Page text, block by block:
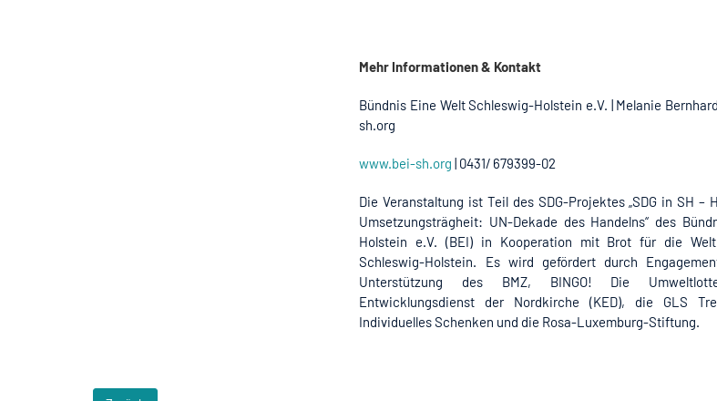
Mehr Informationen & Kontakt
Bündnis Eine Welt Schleswig-Holstein e.V. | Melanie
sh.org
www.bei-sh.org | 0431/ 679399-02
Die Veranstaltung ist Teil des SDG-Projektes „SDG in SH –
Umsetzungsträgheit: UN-Dekade des Handelns“ des
Holstein e.V. (BEI) in Kooperation mit Brot für die
Schleswig-Holstein. Es wird gefördert durch
Unterstützung des BMZ, BINGO! Die
Entwicklungsdienst der Nordkirche (KED), die GLS
Individuelles Schenken und die Rosa-Luxemburg-Stiftung.